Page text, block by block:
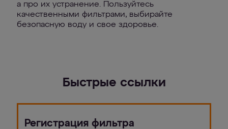
а про их устранение. Пользуйтесь
качественными фильтрами, выбирайте
безопасную воду и свое здоровье.
Быстрые ссылки
Регистрация фильтра